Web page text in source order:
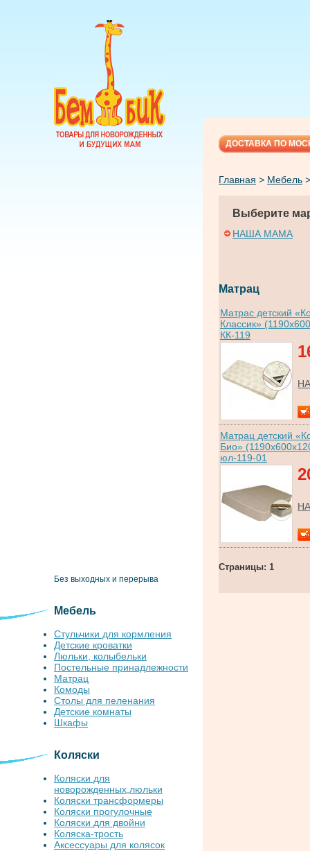
ДОСТАВКА ПО
Главная > Мебель
Выберите
НАША МАМА
Матрац
Матрас детский
Классик»
КК-119
Матрац детский
Био»
юл-119-01
Страницы: 1
Без выходных и перерыва
Мебель
Стульчики для кормления
Детские кроватки
Люльки, колыбельки
Постельные принадлежности
Матрац
Комоды
Столы для пеленания
Детские комнаты
Шкафы
Коляски
Коляски для
новорожденных,люльки
Коляски трансформеры
Коляски прогулочные
Коляски для двойни
Коляска-трость
Аксессуары для колясок